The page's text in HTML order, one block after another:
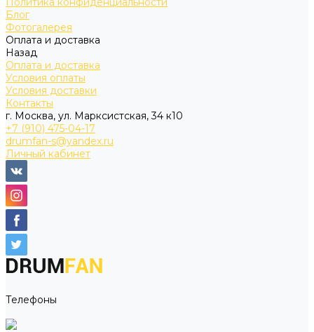
Блог
Фотогалерея
Оплата и доставка
Назад
Оплата и доставка
Условия оплаты
Условия доставки
Контакты
г. Москва, ул. Марксистская, 34 к10
+7 (910) 475-04-17
drumfan-s@yandex.ru
Личный кабинет
Телефоны